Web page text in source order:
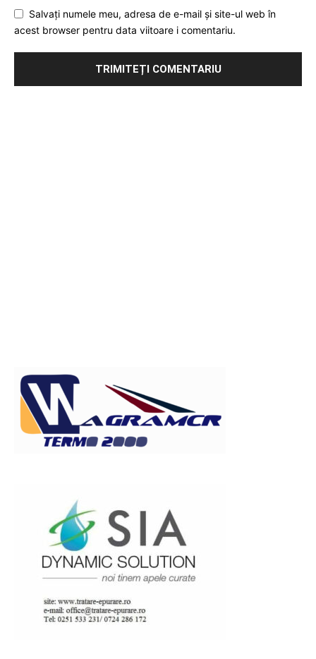
Salvați numele meu, adresa de e-mail și site-ul web în
acest browser pentru data viitoare i comentariu.